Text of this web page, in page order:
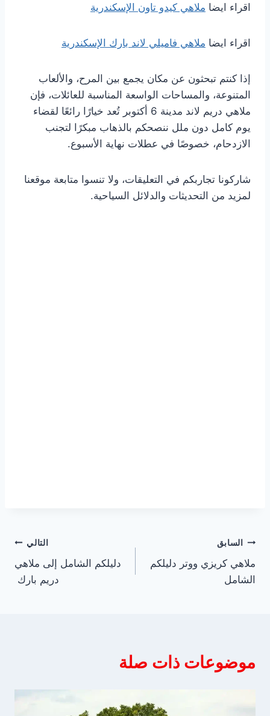
اقراء ايضا ملاهي كيدو تاون الإسكندرية
اقراء ايضا ملاهي فاميلي لاند بارك الإسكندرية
إذا كنتم تبحثون عن مكان يجمع بين المرح، والألعاب
المتنوعة، والمساحات الواسعة المناسبة للعائلات، فإن
ملاهي دريم لاند مدينة 6 أكتوبر تُعد خيارًا رائعًا لقضاء
يوم كامل دون ملل ننصحكم بالذهاب مبكرًا لتجنب
الازدحام، خصوصًا في عطلات نهاية الأسبوع.
شاركونا تجاربكم في التعليقات، ولا تنسوا متابعة موقعنا
لمزيد من التحديثات والدلائل السياحية.
تصفّح
المقالات
السابق
ملاهي كريزي ووتر دليلكم
الشامل
التالي
دليلكم الشامل إلى ملاهي
دريم بارك
موضوعات ذات صلة